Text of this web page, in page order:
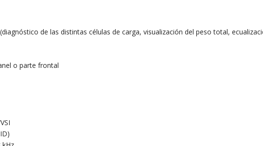
de las distintas células de carga, visualización del peso total,
o parte frontal